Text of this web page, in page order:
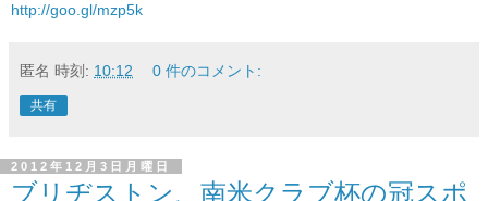
http://goo.gl/mzp5k
匿名 時刻: 10:12 0 件のコメント:
共有
2012年12月3日月曜日
ブリヂストン、南米クラブ杯の冠スポ